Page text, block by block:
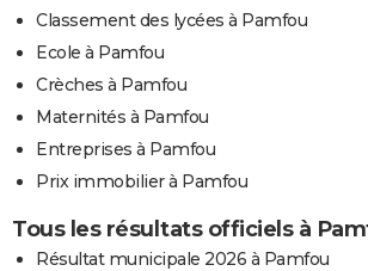
Classement des lycées à Pamfou
Ecole à Pamfou
Crèches à Pamfou
Maternités à Pamfou
Entreprises à Pamfou
Prix immobilier à Pamfou
Tous les résultats officiels à
Résultat municipale 2026 à Pamfou